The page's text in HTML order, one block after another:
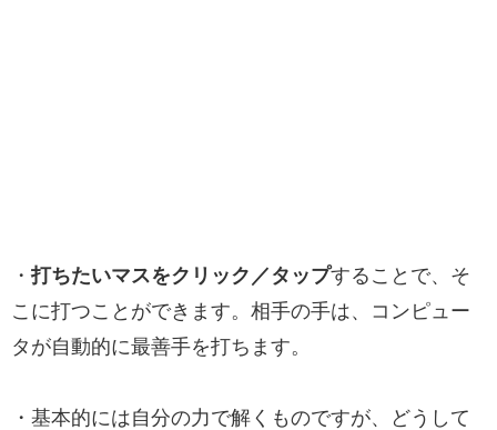
・打ちたいマスをクリック／タップすることで、そ
こに打つことができます。相手の手は、コンピュー
タが自動的に最善手を打ちます。
・基本的には自分の力で解くものですが、どうして